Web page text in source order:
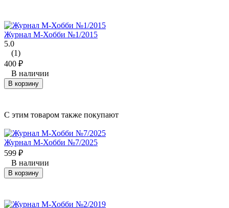
Журнал М-Хобби №1/2015
5.0
(1)
400 ₽
В наличии
В корзину
C этим товаром также покупают
Журнал М-Хобби №7/2025
599 ₽
В наличии
В корзину